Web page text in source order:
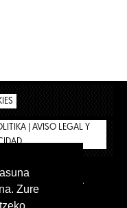
| AVISO LEGAL Y
TIENDA
Castellano
Zure